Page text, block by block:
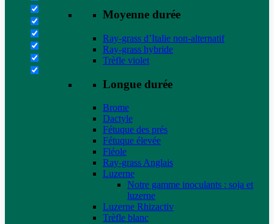
Moyenne durée
Ray-grass d’Italie non-alternatif
Ray-grass hybride
Trèfle violet
Longue durée
Brome
Dactyle
Fétuque des prés
Fétuque élevée
Fléole
Ray-grass Anglais
Luzerne
Notre gamme inoculants : soja et
luzerne
Luzerne Rhizactiv
Trèfle blanc